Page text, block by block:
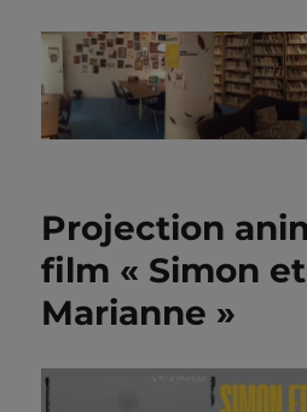
Projection
film « Simon et
Marianne »